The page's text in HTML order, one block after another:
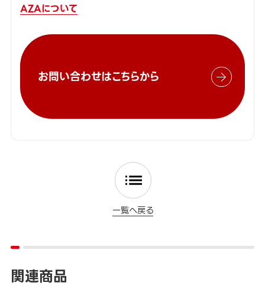
AZAについて
お問い合わせはこちらから
一覧へ戻る
関連商品